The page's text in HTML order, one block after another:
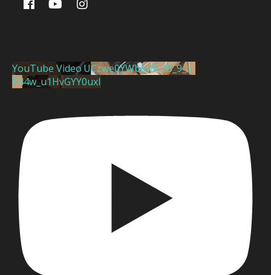
YouTube Video UCzwe0YWblwBt2B_9_d-
P44w_u1HvGYY0uxI